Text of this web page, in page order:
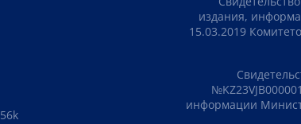
56k
издания,
15.03.2019
информации